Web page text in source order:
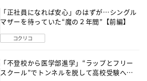
「正社員になれば安心」のはずが…シングル
マザーを待っていた“魔の２年間”【前編】
コクリコ
「不登校から医学部進学」“ラップとフリー
スクール”でトンネルを脱して高校受験へ